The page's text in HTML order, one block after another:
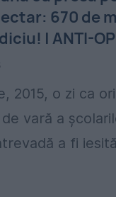
670 de
| ANTI-
2015, o zi ca
vară a
a fi